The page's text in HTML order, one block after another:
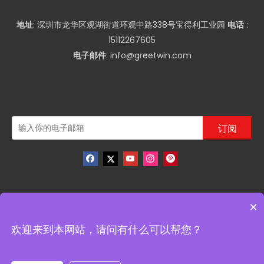
地址: 深圳市龙华区观湖街道环观中路338号宝得利工业园 电话 :
15112267605
电子邮件: info@greetwin.com
订阅
版权2022 深圳市冠为通信设备有限公司版权所有. 技术支持
×
欢迎来到本网站，请问有什么可以帮您？